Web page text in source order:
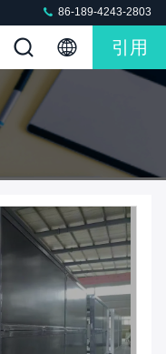
86-189-4243-2803
引用